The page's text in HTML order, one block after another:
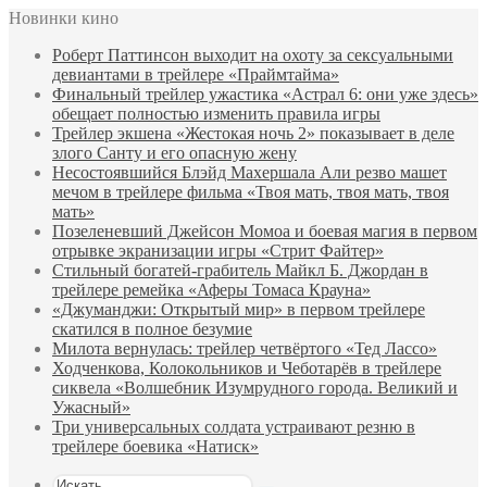
Новинки кино
Роберт Паттинсон выходит на охоту за сексуальными
девиантами в трейлере «Праймтайма»
Финальный трейлер ужастика «Астрал 6: они уже здесь»
обещает полностью изменить правила игры
Трейлер экшена «Жестокая ночь 2» показывает в деле
злого Санту и его опасную жену
Несостоявшийся Блэйд Махершала Али резво машет
мечом в трейлере фильма «Твоя мать, твоя мать, твоя
мать»
Позеленевший Джейсон Момоа и боевая магия в первом
отрывке экранизации игры «Стрит Файтер»
Стильный богатей-грабитель Майкл Б. Джордан в
трейлере ремейка «Аферы Томаса Крауна»
«Джуманджи: Открытый мир» в первом трейлере
скатился в полное безумие
Милота вернулась: трейлер четвёртого «Тед Лассо»
Ходченкова, Колокольников и Чеботарёв в трейлере
сиквела «Волшебник Изумрудного города. Великий и
Ужасный»
Три универсальных солдата устраивают резню в
трейлере боевика «Натиск»